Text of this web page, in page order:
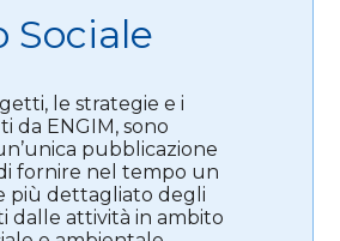
Sociale
le strategie e i
da ENGIM, sono
pubblicazione
fornire nel tempo un
più dettagliato degli
dalle attività in ambito